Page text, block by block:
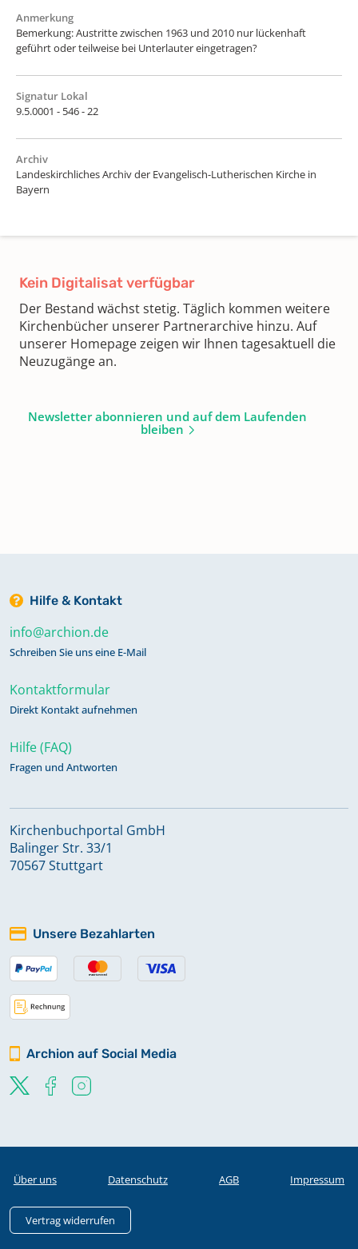
Anmerkung
Bemerkung: Austritte zwischen 1963 und 2010 nur lückenhaft
geführt oder teilweise bei Unterlauter eingetragen?
Signatur Lokal
9.5.0001 - 546 - 22
Archiv
Landeskirchliches Archiv der Evangelisch-Lutherischen Kirche in
Bayern
Kein Digitalisat verfügbar
Der Bestand wächst stetig. Täglich kommen weitere
Kirchenbücher unserer Partnerarchive hinzu. Auf
unserer Homepage zeigen wir Ihnen tagesaktuell die
Neuzugänge an.
Newsletter abonnieren und auf dem Laufenden
bleiben
Hilfe & Kontakt
info@archion.de
Schreiben Sie uns eine E-Mail
Kontaktformular
Direkt Kontakt aufnehmen
Hilfe (FAQ)
Fragen und Antworten
Kirchenbuchportal GmbH
Balinger Str. 33/1
70567 Stuttgart
Unsere Bezahlarten
Archion auf Social Media
Über uns Datenschutz AGB Impressum
Vertrag widerrufen